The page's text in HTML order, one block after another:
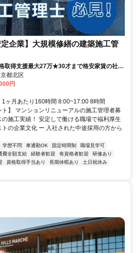
定企業】大規模修繕の建築施工管
取得支援最大27万★30才まで格安家賃の社宅
都北区
円
ヶ月あたり160時間 8:00~17:00 8時間
】 マンションリニューアルの施工管理者募
施工実績！ 安定して働ける職場で福利厚生
の企業文化 ー 入社された中途採用の方から
学歴不問 車通勤OK 固定時間制
職場見学可
費全額支給 経験者歓迎 有資格者歓迎
研修あり
資格取得手当あり 長期休暇あり
土日祝休み